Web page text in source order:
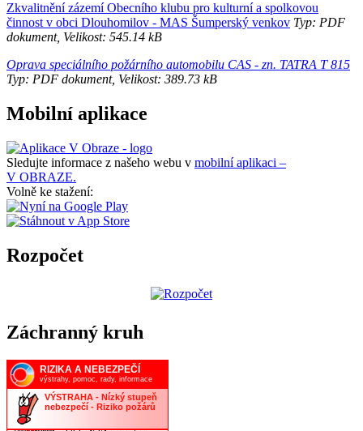
Zkvalitnění zázemí Obecního klubu pro kulturní a spolkovou
činnost v obci Dlouhomilov - MAS Šumperský venkov Typ: PDF
dokument, Velikost: 545.14 kB
Oprava speciálního požárního automobilu CAS - zn. TATRA T 815
Typ: PDF dokument, Velikost: 389.73 kB
Mobilní aplikace
Sledujte informace z našeho webu v mobilní aplikaci –
V OBRAZE.
Volně ke stažení:
Rozpočet
Záchranný kruh